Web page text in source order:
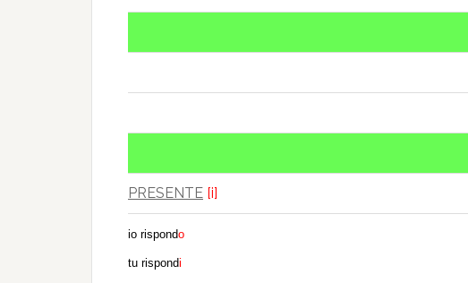
PRESENTE [i]
io rispondo
tu rispondi